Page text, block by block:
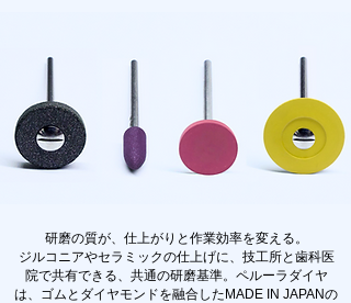
研磨の質が、仕上がりと作業効率を変える。
ジルコニアやセラミックの仕上げに、技工所と歯科医
院で共有できる、共通の研磨基準。ペルーラダイヤ
は、ゴムとダイヤモンドを融合したMADE IN JAPANの